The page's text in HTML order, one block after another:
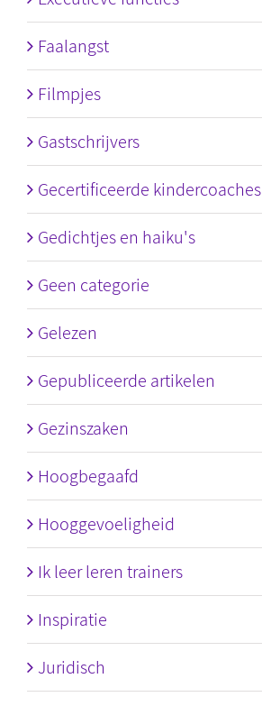
Faalangst
Filmpjes
Gastschrijvers
Gecertificeerde kindercoaches
Gedichtjes en haiku's
Geen categorie
Gelezen
Gepubliceerde artikelen
Gezinszaken
Hoogbegaafd
Hooggevoeligheid
Ik leer leren trainers
Inspiratie
Juridisch